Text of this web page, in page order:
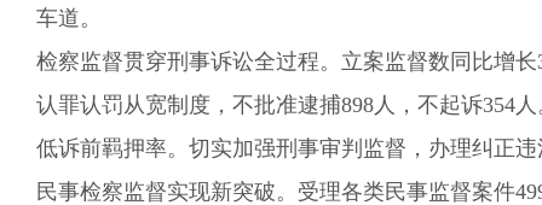
车道。
检察监督贯穿刑事诉讼全过程。 立案监督数 同比增长
认罪认罚从宽制度，不批准逮捕898人，不起诉354人
低诉前羁押率。切实加强刑事审判监督，办理纠正
民事检察监督实现新突破。 受理各类民事监督案件